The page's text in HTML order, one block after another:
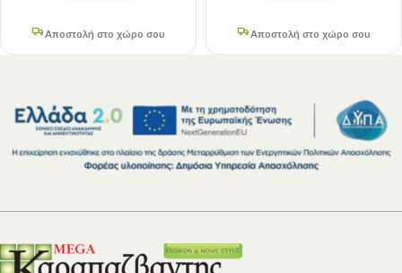
Αποστολή στο χώρο σου Αποστολή στο χώρο σου